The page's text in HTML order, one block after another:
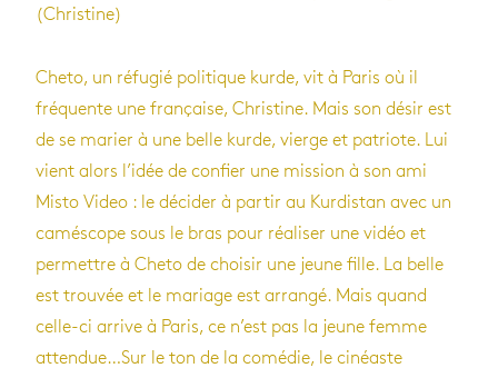
(Christine)
Cheto, un réfugié politique kurde, vit à Paris où il
fréquente une française, Christine. Mais son désir est
de se marier à une belle kurde, vierge et patriote. Lui
vient alors l’idée de confier une mission à son ami
Misto Video : le décider à partir au Kurdistan avec un
caméscope sous le bras pour réaliser une vidéo et
permettre à Cheto de choisir une jeune fille. La belle
est trouvée et le mariage est arrangé. Mais quand
celle-ci arrive à Paris, ce n’est pas la jeune femme
attendue…Sur le ton de la comédie, le cinéaste